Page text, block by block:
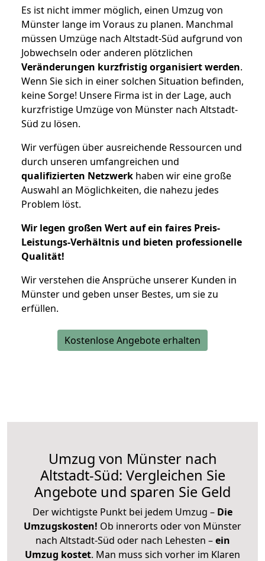
Es ist nicht immer möglich, einen Umzug von
Münster lange im Voraus zu planen. Manchmal
müssen Umzüge nach Altstadt-Süd aufgrund von
Jobwechseln oder anderen plötzlichen
Veränderungen kurzfristig organisiert werden.
Wenn Sie sich in einer solchen Situation befinden,
keine Sorge! Unsere Firma ist in der Lage, auch
kurzfristige Umzüge von Münster nach Altstadt-
Süd zu lösen.
Wir verfügen über ausreichende Ressourcen und
durch unseren umfangreichen und
qualifizierten Netzwerk haben wir eine große
Auswahl an Möglichkeiten, die nahezu jedes
Problem löst.
Wir legen großen Wert auf ein faires Preis-
Leistungs-Verhältnis und bieten professionelle
Qualität!
Wir verstehen die Ansprüche unserer Kunden in
Münster und geben unser Bestes, um sie zu
erfüllen.
Kostenlose Angebote erhalten
Umzug von Münster nach
Altstadt-Süd: Vergleichen Sie
Angebote und sparen Sie Geld
Der wichtigste Punkt bei jedem Umzug – Die
Umzugskosten! Ob innerorts oder von Münster
nach Altstadt-Süd oder nach Lehesten –ein
Umzug kostet. Man muss sich vorher im Klaren